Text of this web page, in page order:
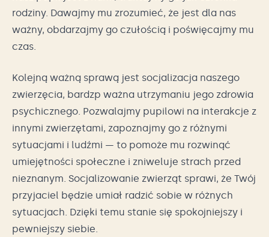
rodziny. Dawajmy mu zrozumieć, że jest dla nas
ważny, obdarzajmy go czułością i poświęcajmy mu
czas.
Kolejną ważną sprawą jest socjalizacja naszego
zwierzęcia, bardzp ważna utrzymaniu jego zdrowia
psychicznego. Pozwalajmy pupilowi na interakcje z
innymi zwierzętami, zapoznajmy go z różnymi
sytuacjami i ludźmi — to pomoże mu rozwinąć
umiejętności społeczne i zniweluje strach przed
nieznanym. Socjalizowanie zwierząt sprawi, że Twój
przyjaciel będzie umiał radzić sobie w różnych
sytuacjach. Dzięki temu stanie się spokojniejszy i
pewniejszy siebie.